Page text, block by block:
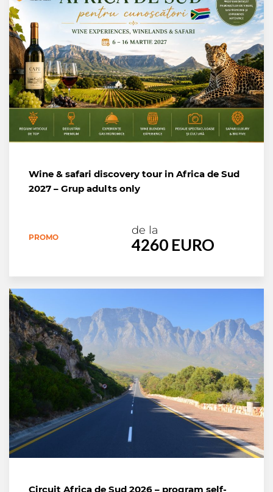
Wine & safari discovery tour in Africa de Sud
2027 – Grup adults only
PROMO
de la
4260 EURO
Circuit Africa de Sud 2026 – program self-